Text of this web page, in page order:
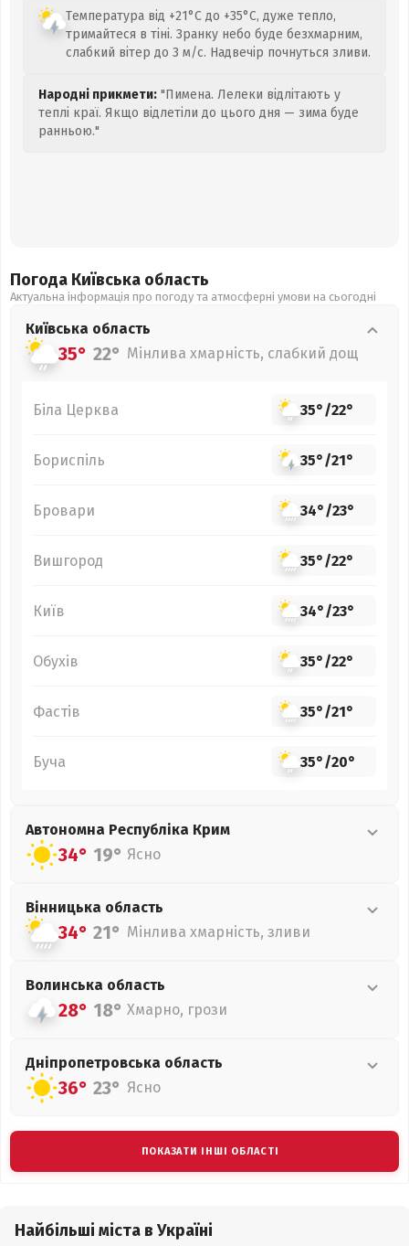
Температура від +21°C до +35°C, дуже тепло,
тримайтеся в тіні. Зранку небо буде безхмарним,
слабкий вітер до 3 м/с. Надвечір почнуться зливи.
Народні прикмети: "Пимена. Лелеки відлітають у
теплі краї. Якщо відлетіли до цього дня — зима буде
ранньою."
Погода Київська область
Актуальна інформація про погоду та атмосферні умови на сьогодні
Київська область
35° 22° Мінлива хмарність, слабкий дощ
Біла Церква 35°/22°
Бориспіль 35°/21°
Бровари 34°/23°
Вишгород 35°/22°
Київ 34°/23°
Обухів 35°/22°
Фастів 35°/21°
Буча 35°/20°
Автономна Республіка Крим
34° 19° Ясно
Вінницька область
34° 21° Мінлива хмарність, зливи
Волинська область
28° 18° Хмарно, грози
Дніпропетровська область
36° 23° Ясно
ПОКАЗАТИ ІНШІ ОБЛАСТІ
Найбільші міста в Україні